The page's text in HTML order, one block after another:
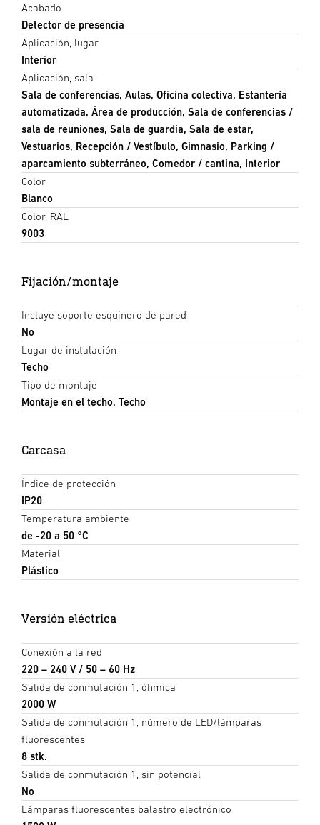
Acabado
Detector de presencia
Aplicación, lugar
Interior
Aplicación, sala
Sala de conferencias, Aulas, Oficina colectiva, Estantería
automatizada, Área de producción, Sala de conferencias /
sala de reuniones, Sala de guardia, Sala de estar,
Vestuarios, Recepción / Vestíbulo, Gimnasio, Parking /
aparcamiento subterráneo, Comedor / cantina, Interior
Color
Blanco
Color, RAL
9003
Fijación/montaje
Incluye soporte esquinero de pared
No
Lugar de instalación
Techo
Tipo de montaje
Montaje en el techo, Techo
Carcasa
Índice de protección
IP20
Temperatura ambiente
de -20 a 50 °C
Material
Plástico
Versión eléctrica
Conexión a la red
220 – 240 V / 50 – 60 Hz
Salida de conmutación 1, óhmica
2000 W
Salida de conmutación 1, número de LED/lámparas
fluorescentes
8 stk.
Salida de conmutación 1, sin potencial
No
Lámparas fluorescentes balastro electrónico